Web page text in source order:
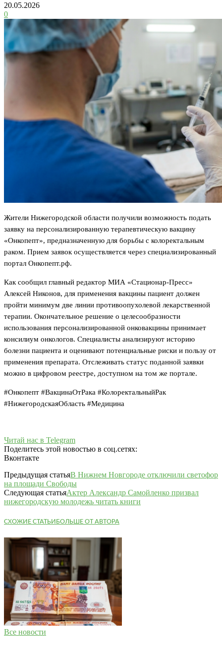
20.05.2026
0
Жители Нижегородской области получили возможность подать
заявку на персонализированную терапевтическую вакцину
«Онкопепт», предназначенную для борьбы с колоректальным
раком. Прием заявок осуществляется через специализированный
портал Онкопепт.рф.
Как сообщил главный редактор МИА «Стационар-Пресс»
Алексей Никонов, для применения вакцины пациент должен
пройти минимум две линии противоопухолевой лекарственной
терапии. Окончательное решение о целесообразности
использования персонализированной онковакцины принимает
консилиум онкологов. Специалисты анализируют историю
болезни пациента и оценивают потенциальные риски и пользу от
применения препарата. Отслеживать статус поданной заявки
можно в цифровом реестре, доступном на том же портале.
#Онкопепт #ВакцинаОтРака #КолоректальныйРак
#НижегородскаяОбласть #Медицина
Читай нас в Telegram
Поделитесь этой новостью в соц.сетях:
Вконтакте
Предыдущая статьяВ Нижнем Новгороде отключили светофор
на площади Свободы
Следующая статьяАктер Александр Самойленко призвал
нижегородскую молодежь читать книги
СХОЖИЕ СТАТЬИБОЛЬШЕ ОТ АВТОРА
Все новости